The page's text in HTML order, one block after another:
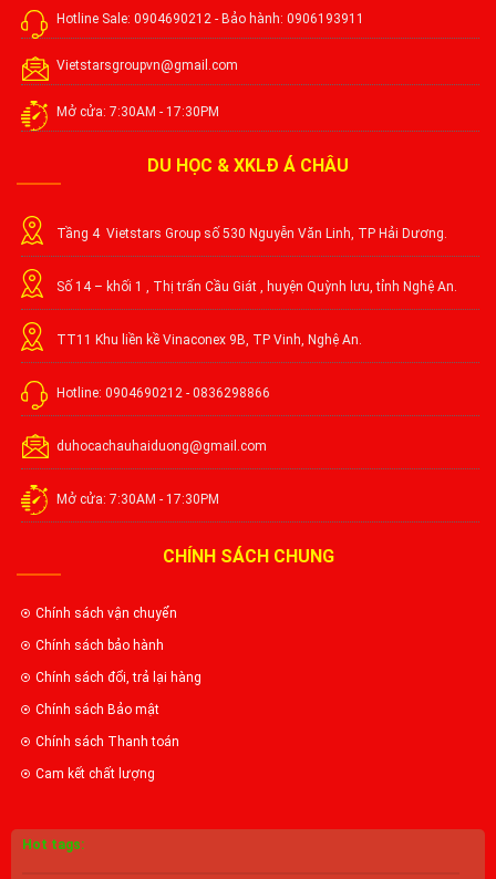
Hotline Sale: 0904690212 - Bảo hành: 0906193911
Vietstarsgroupvn@gmail.com
Mở cửa: 7:30AM - 17:30PM
DU HỌC & XKLĐ Á CHÂU
Tầng 4 Vietstars Group số 530 Nguyễn Văn Linh, TP Hải Dương.
Số 14 – khối 1 , Thị trấn Cầu Giát , huyện Quỳnh lưu, tỉnh Nghệ An.
TT11 Khu liền kề Vinaconex 9B, TP Vinh, Nghệ An.
Hotline: 0904690212 - 0836298866
duhocachauhaiduong@gmail.com
Mở cửa: 7:30AM - 17:30PM
CHÍNH SÁCH CHUNG
Chính sách vận chuyển
Chính sách bảo hành
Chính sách đổi, trả lại hàng
Chính sách Bảo mật
Chính sách Thanh toán
Cam kết chất lượng
Hot tags: